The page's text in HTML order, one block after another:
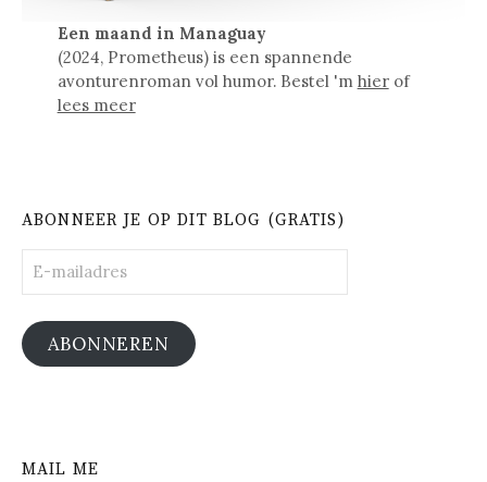
Een maand in Managuay
(2024, Prometheus) is een spannende
avonturenroman vol humor. Bestel 'm hierof
lees meer
ABONNEER JE OP DIT BLOG (GRATIS)
mailadres
ABONNEREN
MAIL ME